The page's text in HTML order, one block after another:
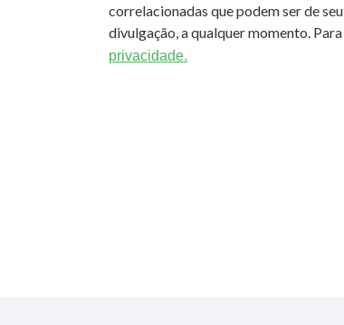
correlacionadas que podem ser de
divulgação, a qualquer momento.
privacidade.